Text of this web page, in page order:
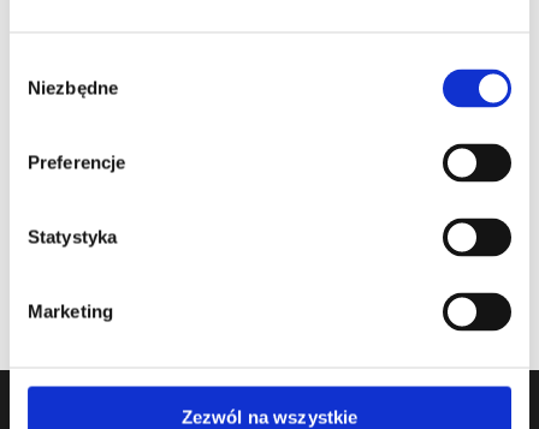
zgody
Niezbędne
Preferencje
Statystyka
Marketing
Zezwól na wszystkie
Autorskie szkolenia i warsztaty, które dadzą Ci realne